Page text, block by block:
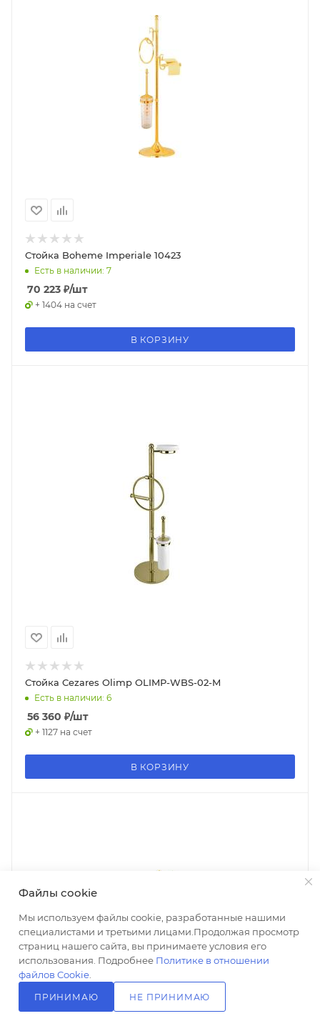
Стойка Boheme Imperiale 10423
Есть в наличии: 7
70 223 ₽/шт
+ 1404 на счет
В КОРЗИНУ
Стойка Cezares Olimp OLIMP-WBS-02-M
Есть в наличии: 6
56 360 ₽/шт
+ 1127 на счет
В КОРЗИНУ
Файлы cookie
Мы используем файлы cookie, разработанные нашими
специалистами и третьими лицами.Продолжая просмотр
страниц нашего сайта, вы принимаете условия его
использования. Подробнее Политике в отношении
файлов Cookie
ПРИНИМАЮ НЕ ПРИНИМАЮ